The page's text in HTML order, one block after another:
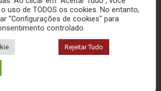
MENSAGEM
uso de TODOS os cookies. No entanto,
"Configurações de cookies" para
controlado.
Rejeitar Tudo